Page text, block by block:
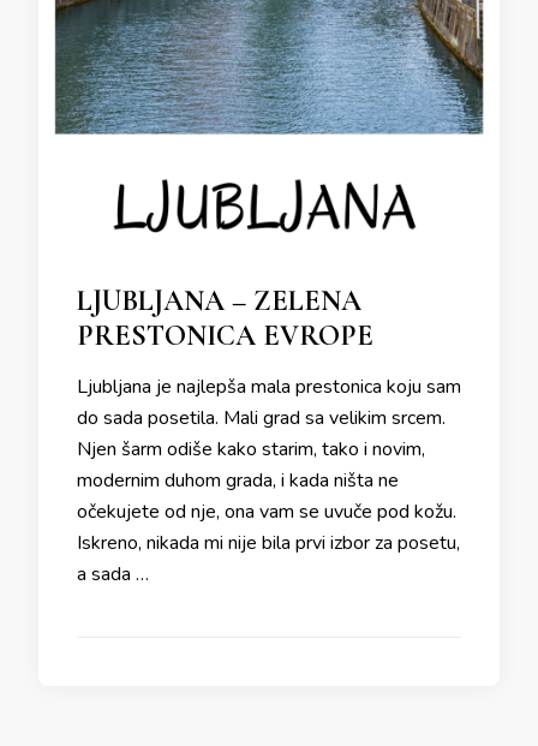
LJUBLJANA – ZELENA
PRESTONICA EVROPE
Ljubljana je najlepša mala prestonica koju sam
do sada posetila. Mali grad sa velikim srcem.
Njen šarm odiše kako starim, tako i novim,
modernim duhom grada, i kada ništa ne
očekujete od nje, ona vam se uvuče pod kožu.
Iskreno, nikada mi nije bila prvi izbor za posetu,
a sada …